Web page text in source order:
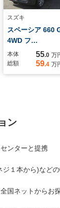
スズキ
スペーシア 660
4WD フ…
本体 55.0 万
総額
59.4 万
ン
ンターと提携
１本から)など
国ネットからお